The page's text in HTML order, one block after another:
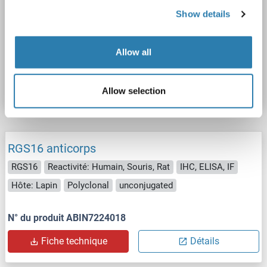
Show details
Allow all
Allow selection
Hôte: Lapin
RGS16 anticorps
RGS16 Reactivité: Humain, Souris, Rat
IHC, ELISA, IF
Hôte: Lapin
Polyclonal unconjugated
N° du produit ABIN7224018
Fiche technique Détails